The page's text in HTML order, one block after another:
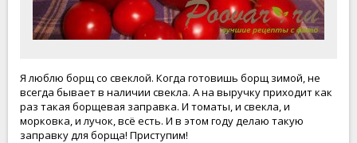
Я люблю борщ со свеклой. Когда готовишь борщ зимой, не
всегда бывает в наличии свекла. А на выручку приходит как
раз такая борщевая заправка. И томаты, и свекла, и
морковка, и лучок, всё есть. И в этом году делаю такую
заправку для борща! Приступим!